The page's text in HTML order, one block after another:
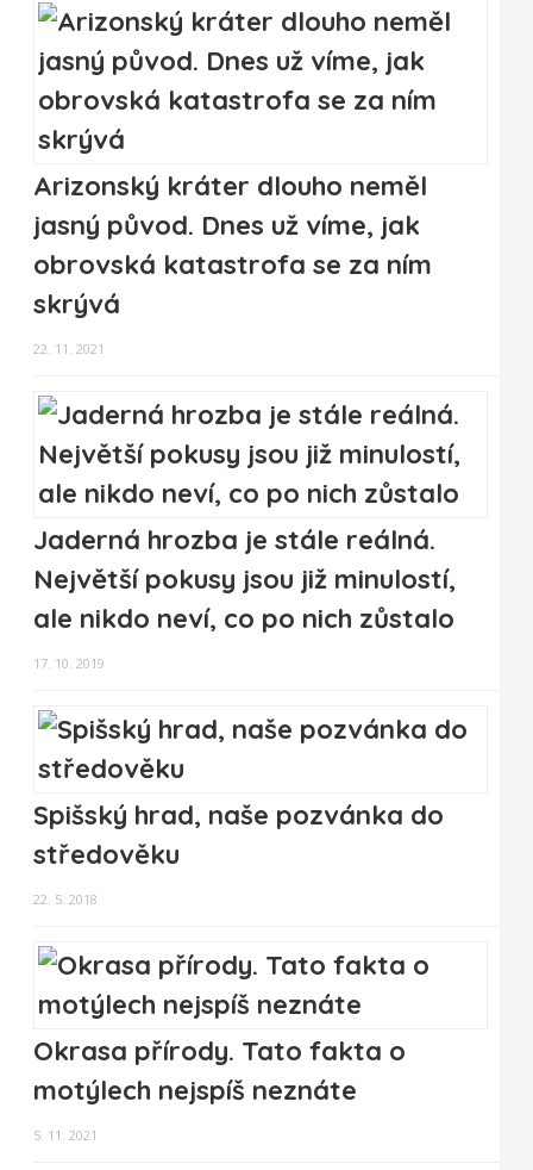
Arizonský kráter dlouho neměl
jasný původ. Dnes už víme, jak
obrovská katastrofa se za ním
skrývá
22. 11. 2021
Jaderná hrozba je stále reálná.
Největší pokusy jsou již minulostí,
ale nikdo neví, co po nich zůstalo
17. 10. 2019
Spišský hrad, naše pozvánka do
středověku
22. 5. 2018
Okrasa přírody. Tato fakta o
motýlech nejspíš neznáte
5. 11. 2021